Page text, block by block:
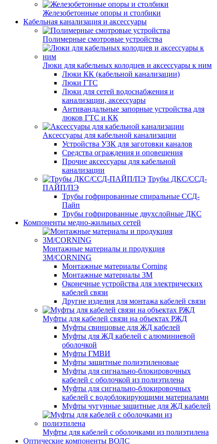
Железобетонные опоры и столбики
Кабельная канализация и аксессуары
Полимерные смотровые устройства
Люки для кабельных колодцев и аксессуары к ним
Люки КК (кабельной канализации)
Люки ГТС
Люки для сетей водоснабжения и
канализации, аксессуары
Антивандальные запорные устройства для
люков ГТС и КК
Аксессуары для кабельной канализации
Устройства УЗК для заготовки каналов
Средства ограждения и оповещения
Прочие аксессуары для кабельной
канализации
Трубы ДКС/ССД-
ПАЙП/ПЭ
Трубы гофрированные спиральные ССД-
Пайп
Трубы гофрированные двухслойные ДКС
Компоненты медно-жильных сетей
Монтажные материалы и продукция
3M/CORNING
Монтажные материалы Corning
Монтажные материалы 3M
Оконечные устройства для электрических
кабелей связи
Другие изделия для монтажа кабелей связи
Муфты для кабелей связи на объектах РЖД
Муфты свинцовые для ЖД кабелей
Муфты для ЖД кабелей с алюминиевой
оболочкой
Муфты ГМВИ
Муфты защитные полиэтиленовые
Муфты для сигнально-блокировочных
кабелей с оболочкой из полиэтилена
Муфты для сигнально-блокировочных
кабелей с водоблокирующими материалами
Муфты чугунные защитные для ЖД кабелей
Муфты для кабелей с оболочками из полиэтилена
Оптические компоненты ВОЛС